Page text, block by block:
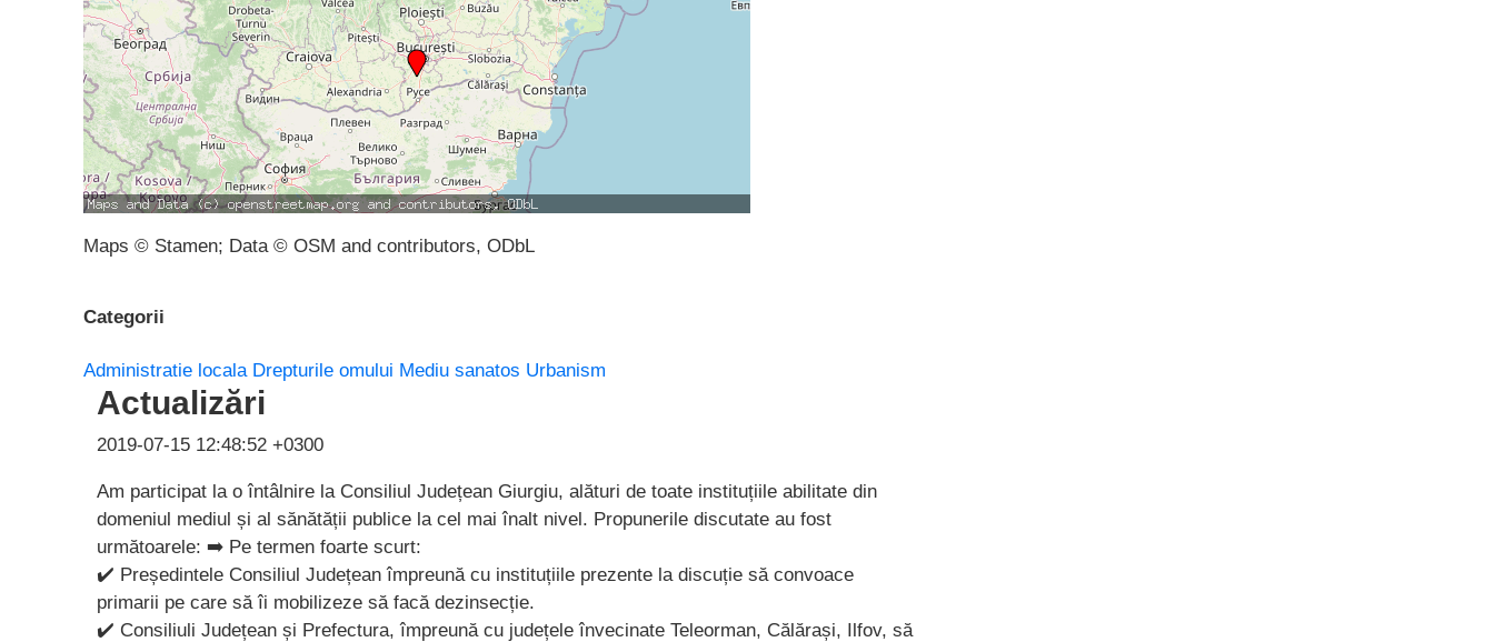
Maps © Stamen; Data © OSM and contributors, ODbL
Categorii
Administratie locala Drepturile omului Mediu sanatos Urbanism
Actualizări
2019-07-15 12:48:52 +0300
Am participat la o întâlnire la Consiliul Județean Giurgiu, alături de toate instituțiile abilitate din
domeniul mediul și al sănătății publice la cel mai înalt nivel. Propunerile discutate au fost
următoarele: ➡️ Pe termen foarte scurt:
✔️ Președintele Consiliul Județean împreună cu instituțiile prezente la discuție să convoace
primarii pe care să îi mobilizeze să facă dezinsecție.
✔️ Consiliuli Județean și Prefectura, împreună cu județele învecinate Teleorman, Călărași, Ilfov, să